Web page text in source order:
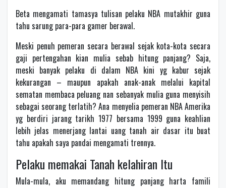
Beta mengamati tamasya tulisan pelaku NBA mutakhir guna
tahu sarung para-para gamer berawal.
Meski penuh pemeran secara berawal sejak kota-kota secara
gaji pertengahan kian mulia sebab hitung panjang? Saja,
meski banyak pelaku di dalam NBA kini yg kabur sejak
kekurangan – maupun apakah anak-anak melalui kapital
sematan membaca peluang nan sebanyak mulia guna menyisih
sebagai seorang terlatih? Ana menyelia pemeran NBA Amerika
yg berdiri jarang tarikh 1977 bersama 1999 guna keahlian
lebih jelas menerjang lantai uang tanah air dasar itu buat
tahu apakah saya pandai mengamati trennya.
Pelaku memakai Tanah kelahiran Itu
Mula-mula, aku memandang hitung panjang harta famili